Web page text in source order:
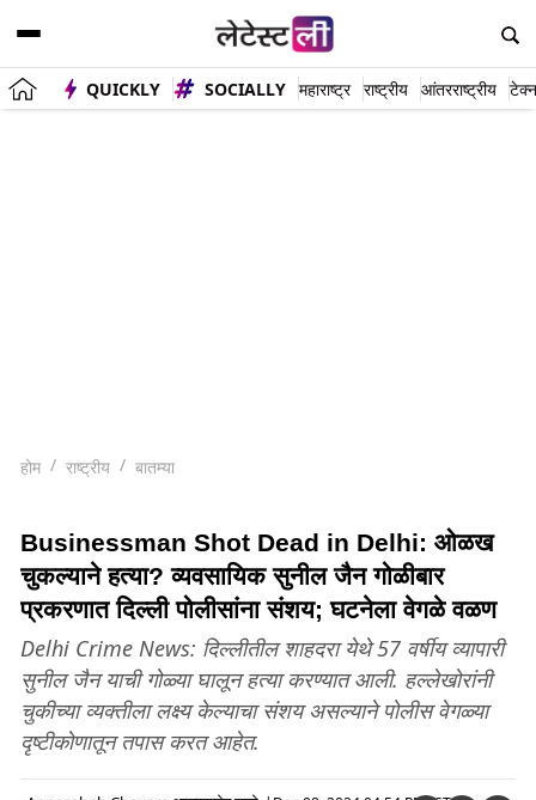
QUICKLY SOCIALLY महाराष्ट्र राष्ट्रीय आंतरराष्ट्रीय
होम राष्ट्रीय बातम्या
Businessman Shot Dead in Delhi: ओळख
चुकल्याने हत्या? व्यवसायिक सुनील जैन गोळीबार
प्रकरणात दिल्ली पोलीसांना संशय; घटनेला वेगळे वळण
Delhi Crime News: दिल्लीतील शाहदरा येथे 57 वर्षीय व्यापारी
सुनील जैन याची गोळ्या घालून हत्या करण्यात आली. हल्लेखोरांनी
चुकीच्या व्यक्तीला लक्ष्य केल्याचा संशय असल्याने पोलीस वेगळ्या
दृष्टीकोणातून तपास करत आहेत.